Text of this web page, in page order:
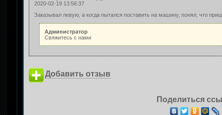
2020-02-19 13:56:37
Заказывал левую, а когда пытался поставить на машину, понял, что
Администратор
Свяжитесь с нами
Добавить отзыв
Поделиться